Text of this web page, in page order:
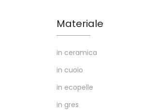
Materiale
in ceramica
in cuoio
in ecopelle
in gres